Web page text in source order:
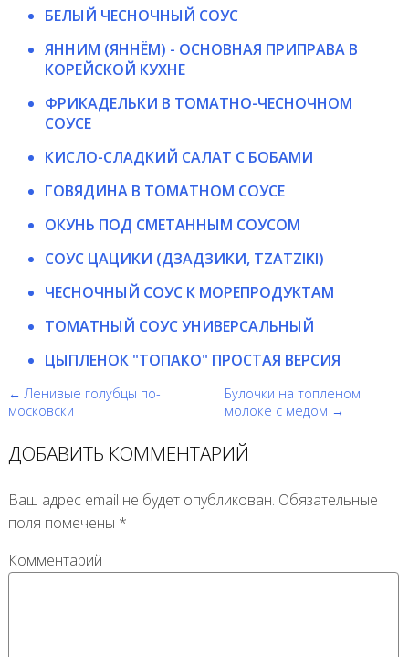
БЕЛЫЙ ЧЕСНОЧНЫЙ СОУС
ЯННИМ (ЯННЁМ) - ОСНОВНАЯ ПРИПРАВА В
КОРЕЙСКОЙ КУХНЕ
ФРИКАДЕЛЬКИ В ТОМАТНО-ЧЕСНОЧНОМ
СОУСЕ
КИСЛО-СЛАДКИЙ САЛАТ С БОБАМИ
ГОВЯДИНА В ТОМАТНОМ СОУСЕ
ОКУНЬ ПОД СМЕТАННЫМ СОУСОМ
СОУС ЦАЦИКИ (ДЗАДЗИКИ, TZATZIKI)
ЧЕСНОЧНЫЙ СОУС К МОРЕПРОДУКТАМ
ТОМАТНЫЙ СОУС УНИВЕРСАЛЬНЫЙ
ЦЫПЛЕНОК "ТОПАКО" ПРОСТАЯ ВЕРСИЯ
← Ленивые голубцы по-
московски
Булочки на топленом
молоке с медом →
ДОБАВИТЬ КОММЕНТАРИЙ
Ваш адрес email не будет опубликован. Обязательные
поля помечены *
Комментарий